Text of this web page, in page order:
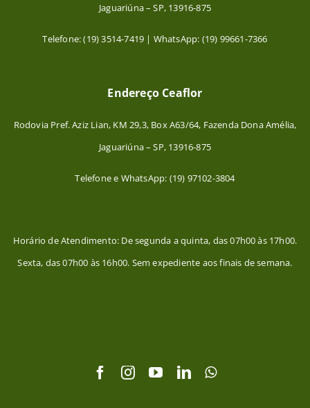
Jaguariúna – SP, 13916-875
Telefone: (19) 3514-7419 | WhatsApp: (19) 99661-7366
Endereço Ceaflor
Rodovia Pref. Aziz Lian, KM 29,3, Box A63/64, Fazenda Dona Amélia,
Jaguariúna – SP, 13916-875
Telefone e WhatsApp: (19) 97102-3804
Horário de Atendimento: De segunda a quinta, das 07h00 às 17h00.
Sexta, das 07h00 às 16h00. Sem expediente aos finais de semana.